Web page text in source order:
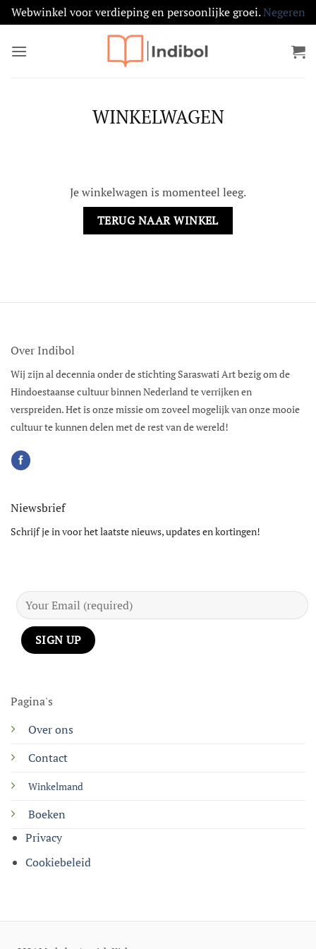
Webwinkel voor verdieping en persoonlijke groei.Negeren
naar
WINKELWAGEN
Je winkelwagen is momenteel leeg.
TERUG NAAR WINKEL
Over Indibol
Wij zijn al decennia onder de stichting Saraswati Art bezig om de
Hindoestaanse cultuur binnen Nederland te verrijken en
verspreiden. Het is onze missie om zoveel mogelijk van onze mooie
cultuur te kunnen delen met de rest van de wereld!
Pagina's
Over ons
Contact
Winkelmand
Boeken
Privacy
Cookiebeleid
Niewsbrief
Schrijf je in voor het laatste nieuws, updates en kortingen!